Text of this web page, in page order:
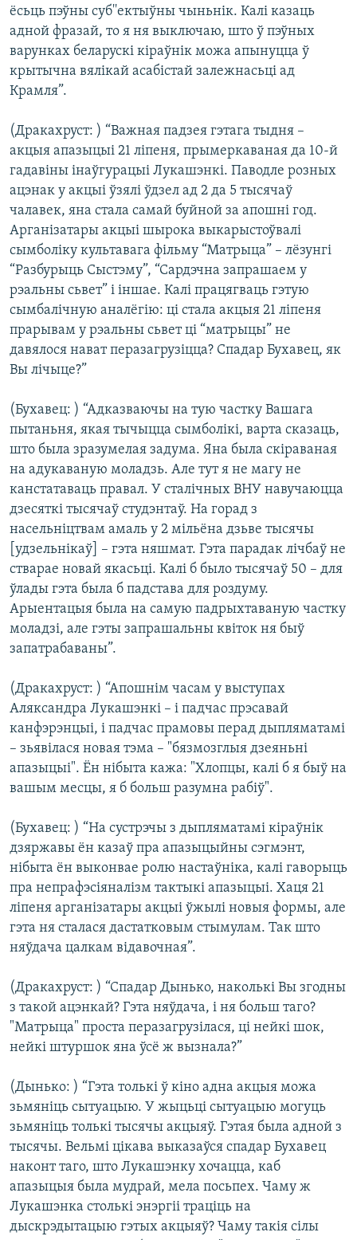
ёсьць пэўны суб''ектыўны чыньнік. Калі казаць
адной фразай, то я ня выключаю, што ў пэўных
варунках беларускі кіраўнік можа апынуцца ў
крытычна вялікай асабістай залежнасьці ад
Крамля”.
(Дракахруст: ) “Важная падзея гэтага тыдня –
акцыя апазыцыі 21 ліпеня, прымеркаваная да 10-й
гадавіны інаўгурацыі Лукашэнкі. Паводле розных
ацэнак у акцыі ўзялі ўдзел ад 2 да 5 тысячаў
чалавек, яна стала самай буйной за апошні год.
Арганізатары акцыі шырока выкарыстоўвалі
сымболіку культавага фільму “Матрыца” – лёзунгі
“Разбурыць Сыстэму”, “Сардэчна запрашаем у
рэальны сьвет” і іншае. Калі працягваць гэтую
сымбалічную аналёгію: ці стала акцыя 21 ліпеня
прарывам у рэальны сьвет ці “матрыцы” не
давялося нават перазагрузіцца? Спадар Бухавец, як
Вы лічыце?”
(Бухавец: ) “Адказваючы на тую частку Вашага
пытаньня, якая тычыцца сымболікі, варта сказаць,
што была зразумелая задума. Яна была скіраваная
на адукаваную моладзь. Але тут я не магу не
канстатаваць правал. У сталічных ВНУ навучаюцца
дзесяткі тысячаў студэнтаў. На горад з
насельніцтвам амаль у 2 мільёна дзьве тысячы
[удзельнікаў] – гэта няшмат. Гэта парадак лічбаў не
стварае новай якасьці. Калі б было тысячаў 50 – для
ўлады гэта была б падстава для роздуму.
Арыентацыя была на самую падрыхтаваную частку
моладзі, але гэты запрашальны квіток ня быў
запатрабаваны”.
(Дракахруст: ) “Апошнім часам у выступах
Аляксандра Лукашэнкі – і падчас прэсавай
канфэрэнцыі, і падчас прамовы перад дыпляматамі
– зьявілася новая тэма – "бязмозглыя дзеяньні
апазыцыі". Ён нібыта кажа: "Хлопцы, калі б я быў на
вашым месцы, я б больш разумна рабіў".
(Бухавец: ) “На сустрэчы з дыпляматамі кіраўнік
дзяржавы ён казаў пра апазыцыйны сэгмэнт,
нібыта ён выконвае ролю настаўніка, калі гаворыць
пра непрафэсіяналізм тактыкі апазыцыі. Хаця 21
ліпеня арганізатары акцыі ўжылі новыя формы, але
гэта ня сталася дастатковым стымулам. Так што
няўдача цалкам відавочная”.
(Дракахруст: ) “Спадар Дынько, наколькі Вы згодны
з такой ацэнкай? Гэта няўдача, і ня больш таго?
"Матрыца" проста перазагрузілася, ці нейкі шок,
нейкі штуршок яна ўсё ж вызнала?”
(Дынько: ) “Гэта толькі ў кіно адна акцыя можа
зьмяніць сытуацыю. У жыцьці сытуацыю могуць
зьмяніць толькі тысячы акцыяў. Гэтая была адной з
тысячы. Вельмі цікава выказаўся спадар Бухавец
наконт таго, што Лукашэнку хочацца, каб
апазыцыя была мудрай, мела посьпех. Чаму ж
Лукашэнка столькі энэргіі траціць на
дыскрэдытацыю гэтых акцыяў? Чаму такія сілы